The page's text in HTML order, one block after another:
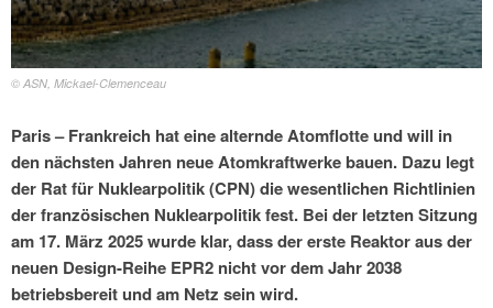
© ASN, Mickael-Clemenceau
Paris – Frankreich hat eine alternde Atomflotte und will in
den nächsten Jahren neue Atomkraftwerke bauen. Dazu legt
der Rat für Nuklearpolitik (CPN) die wesentlichen Richtlinien
der französischen Nuklearpolitik fest. Bei der letzten Sitzung
am 17. März 2025 wurde klar, dass der erste Reaktor aus der
neuen Design-Reihe EPR2 nicht vor dem Jahr 2038
betriebsbereit und am Netz sein wird.